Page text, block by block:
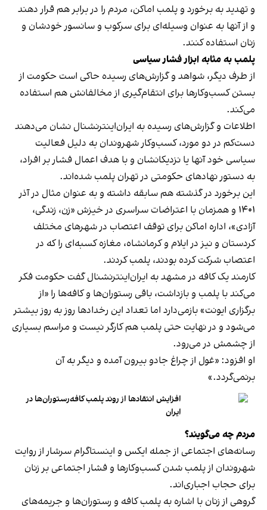
و تهدید به برخورد و پلمب اماکن، مردم را در برابر هم قرار دهند
و از آنها به عنوان وسیله‌ای برای سرکوب و سانسور خودشان و
زنان استفاده کنند.
پلمب به مثابه ابزار فشار سیاسی
از طرف دیگر، شواهد و گزارش‌های رسیده حاکی است حکومت از
بستن کسب‌وکارها برای انتقام‌گیری از مخالفانش هم استفاده
می‌کند.
اطلاعات و گزارش‌های رسیده به ایران‌اینترنشنال نشان می‌دهند
دست‌کم در دو مورد، کسب‌وکار شهروندان به دلیل فعالیت
سیاسی خود آنها یا نزدیکانشان و با هدف اعمال فشار بر افراد،
به دستور نهادهای حکومتی در تهران پلمب شده‌اند.
این برخورد در گذشته هم سابقه داشته و به عنوان مثال در آذر
۱۴۰۱ و همزمان با اعتراضات سراسری در خیزش «زن، زندگی،
آزادی»، اداره اماکن برای توقف اعتصاب در شهرهای مختلف
کردستان و نیز در ایلام و کرمانشاه، مغازه کسبه‌ای را که در
اعتصاب شرکت کرده بودند، پلمب کردند.
کارمند یک کافه در مشهد به ایران‌اینترنشنال گفت حکومت فکر
می‌کند با پلمب و بازداشت، باقی رستوران‌ها و کافه‌ها را «از
برگزاری ایونت» بازمی‌دارد اما تعداد این رخدادها روز به روز بیشتر
می‌شود و در نهایت حتی پلمب هم کارگر نیست و مراسم بسیاری
از چشمش در می‌رود.
او افزود: «غول از چراغ جادو بیرون آمده و دیگر به آن
برنمی‎‌گردد.»
افزایش انتقادها از روند پلمب کافه‌رستوران‌ها در
ایران
مردم چه می‌گویند؟
رسانه‎‌های اجتماعی از جمله ایکس و اینستاگرام سرشار از روایت
شهروندان از پلمب شدن کسب‌وکارها و فشار اجتماعی بر زنان
برای حجاب اجباری‌اند.
گروهی از زنان با اشاره به پلمب کافه و رستوران‌ها و جریمه‌های